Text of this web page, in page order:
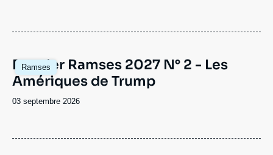
Ramses
Image
principale
Dossier Ramses 2027 N° 2 - Les
Amériques de Trump
Date
03 septembre 2026